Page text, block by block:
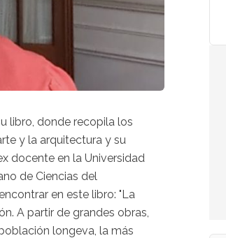
libro, donde recopila los
y la arquitectura y su
docente en la Universidad
de Ciencias del
en este libro: "La
A partir de grandes obras,
longeva, la más